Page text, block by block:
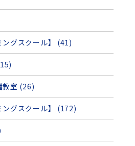
ングスクール】 (41)
教室 (26)
ングスクール】 (172)